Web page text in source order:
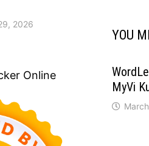
YOU
MyVi
2026
Online